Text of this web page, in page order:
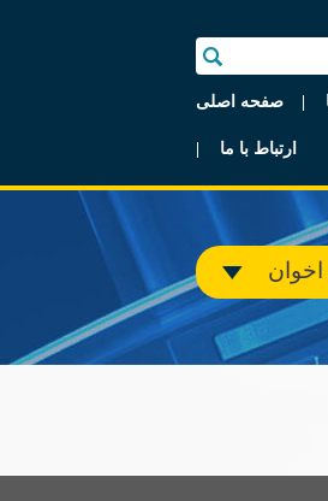
صفحه اصلی
ارتباط با ما